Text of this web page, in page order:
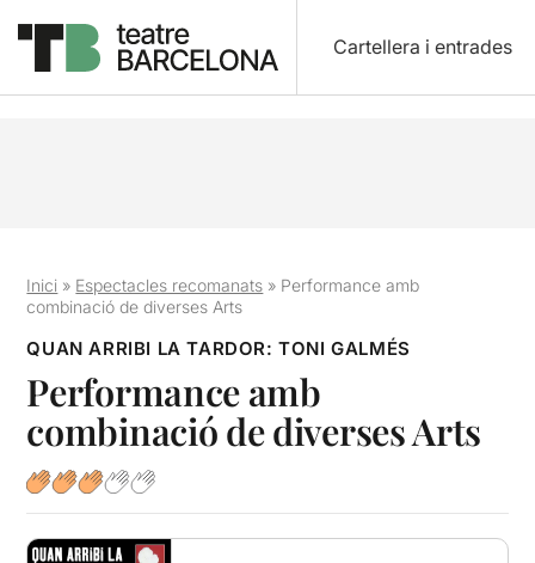
Cartellera i entrades
Inici » Espectacles recomanats » Performance amb
combinació de diverses Arts
QUAN ARRIBI LA TARDOR: TONI GALMÉS
Performance amb
combinació de diverses Arts